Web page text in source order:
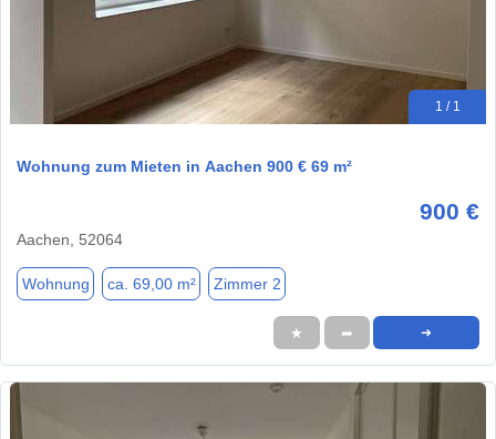
1 / 1
Wohnung zum Mieten in Aachen 900 € 69 m²
900 €
Aachen, 52064
Wohnung ca. 69,00 m² Zimmer 2
★ ➦ ➜